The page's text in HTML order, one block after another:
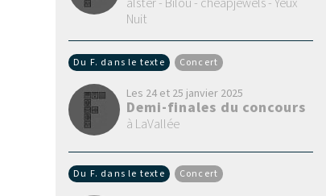
Nuit
Du F. dans le texte Concert
Les 24 et 25 janvier 2025
Demi-finales du concours
à LaVallée
Du F. dans le texte Concert